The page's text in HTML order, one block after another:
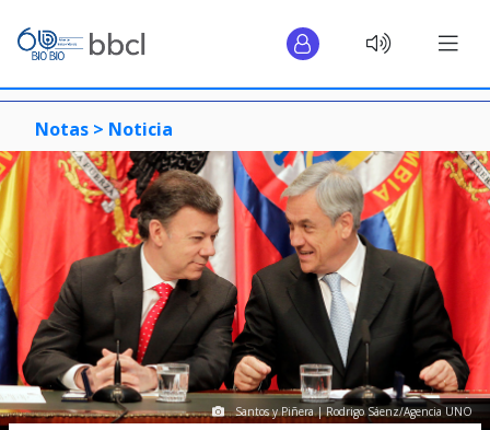
Notas > Noticia
Santos y Piñera | Rodrigo Sáenz/Agencia UNO